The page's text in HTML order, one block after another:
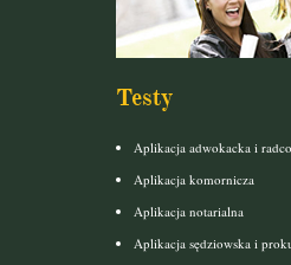
Testy
Aplikacja adwokacka i
Aplikacja komornicza
Aplikacja notarialna
Aplikacja sędziowska i